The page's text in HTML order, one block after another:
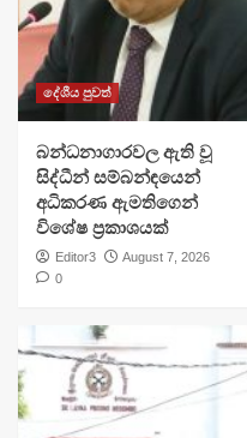
දේශීය පුවත්
බන්ධනාගාරවල ඇති වූ
සිද්ධීන් සම්බන්ඳයෙන්
අධිකරණ ඇමතිගෙන්
විශේෂ ප්‍රකාශයක්
Editor3
August 7, 2026
0